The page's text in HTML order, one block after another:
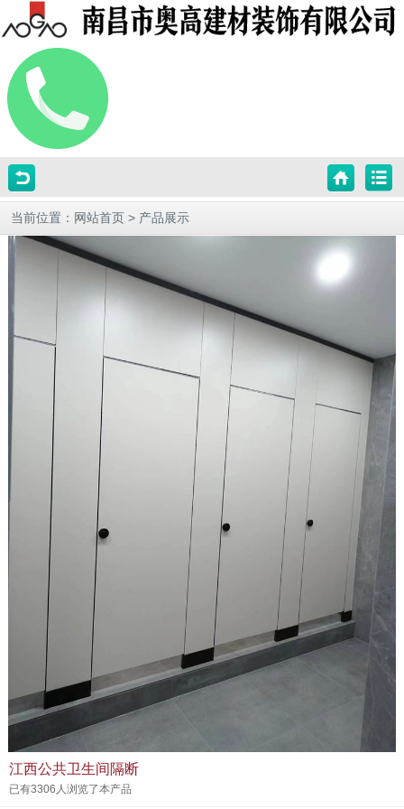
当前位置： 网站首页 > 产品展示
江西公共卫生间隔断
已有3306人浏览了本产品